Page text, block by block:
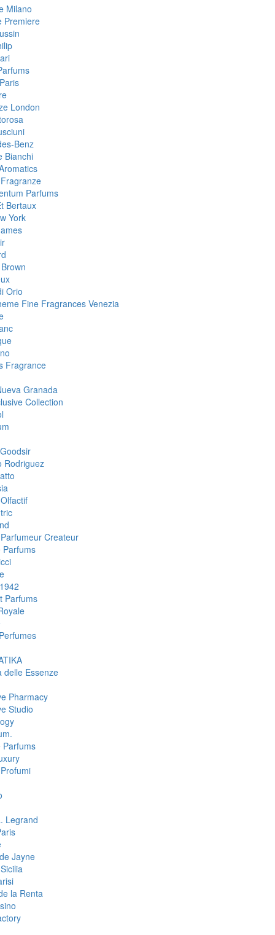
Milano
Premiere
London
Benz
Bianchi
Parfums
Bertaux
York
Orio
Fine Fragrances Venezia
Fragrance
Granada
Collection
Rodriguez
Createur
Parfums
Parfums
delle Essenze
Pharmacy
Studio
Parfums
Legrand
Jayne
la Renta